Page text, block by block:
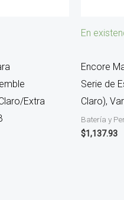
Extra
En
Encore
Serie de
Claro),
Batería y
$1,137.93